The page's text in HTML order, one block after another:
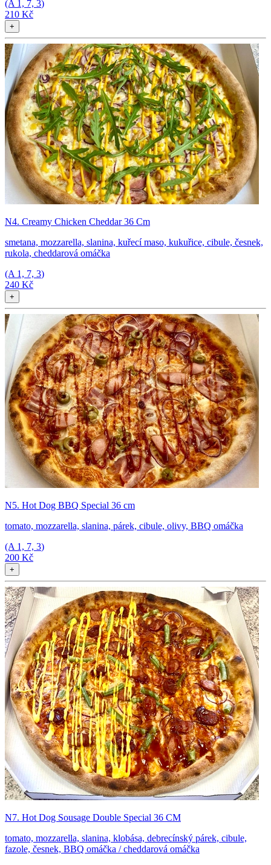
(A 1, 7, 3)
210 Kč
+
N4. Creamy Chicken Cheddar 36 Cm
smetana, mozzarella, slanina, kuřecí maso, kukuřice, cibule, česnek,
rukola, cheddarová omáčka
(A 1, 7, 3)
240 Kč
+
N5. Hot Dog BBQ Special 36 cm
tomato, mozzarella, slanina, párek, cibule, olivy, BBQ omáčka
(A 1, 7, 3)
200 Kč
+
N7. Hot Dog Sousage Double Special 36 CM
tomato, mozzarella, slanina, klobása, debrecínský párek, cibule,
fazole, česnek, BBQ omáčka / cheddarová omáčka